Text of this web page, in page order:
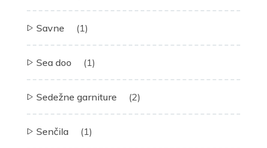
Savne (1)
Sea doo (1)
Sedežne garniture (2)
Senčila (1)